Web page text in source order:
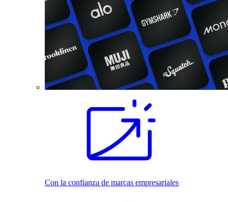
Con la confianza de marcas empresariales